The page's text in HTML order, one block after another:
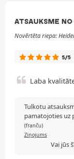
ATSAUKSME
Novērtēta riepa:
5/5
Laba
Tulkotu
pamatojoties uz
(franču)
Ziņojums
Vai jūs